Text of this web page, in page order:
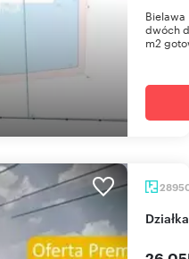
Bielawa
dwóch
m2